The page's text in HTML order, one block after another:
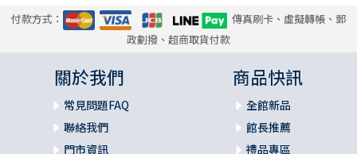
付款方式：
傳真刷卡、虛擬轉帳、郵
政劃撥、超商取貨付款
關於我們
常見問題FAQ
聯絡我們
門市資訊
商品快訊
全館新品
館長推薦
禮品專區